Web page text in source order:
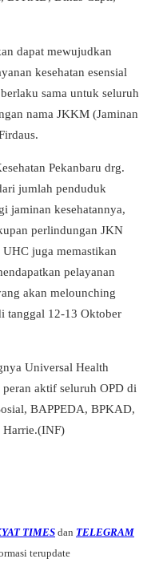
dapat mewujudkan
kesehatan esensial
sama untuk seluruh
nama JKKM (Jaminan
Pekanbaru drg.
jumlah penduduk
jaminan kesehatannya,
perlindungan JKN
juga memastikan
pelayanan
akan melounching
tanggal 12-13 Oktober
Universal Health
aktif seluruh OPD di
BAPPEDA, BPKAD,
Harrie.(INF)
TIMES dan TELEGRAM
terupdate